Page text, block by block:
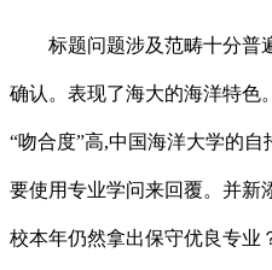
标题问题涉及范畴十分普
确认。表现了海大的海洋特色
“吻合度”高,中国海洋大学的
要使用专业学问来回覆。并新
校本年仍然拿出保守优良专业